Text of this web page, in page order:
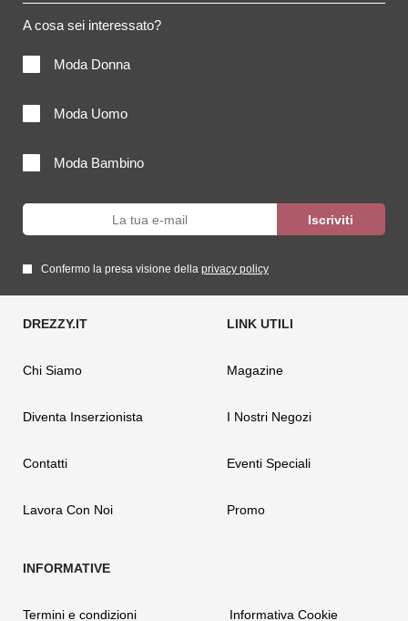
A cosa sei interessato?
Moda Donna
Moda Uomo
Moda Bambino
Confermo la presa visione della privacy policy
Chi Siamo
Diventa Inserzionista
Contatti
Lavora Con Noi
Magazine
I Nostri Negozi
Eventi Speciali
Promo
Termini e condizioni Informativa Cookie